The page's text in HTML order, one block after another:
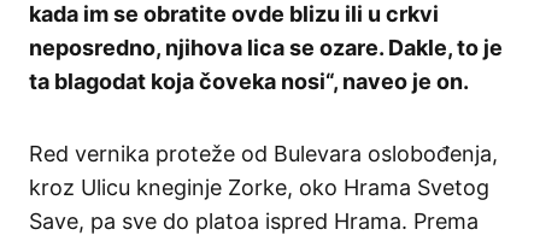
kada im se obratite ovde blizu ili u crkvi
neposredno, njihova lica se ozare. Dakle, to je
ta blagodat koja čoveka nosi“, naveo je on.
Red vernika proteže od Bulevara oslobođenja,
kroz Ulicu kneginje Zorke, oko Hrama Svetog
Save, pa sve do platoa ispred Hrama. Prema